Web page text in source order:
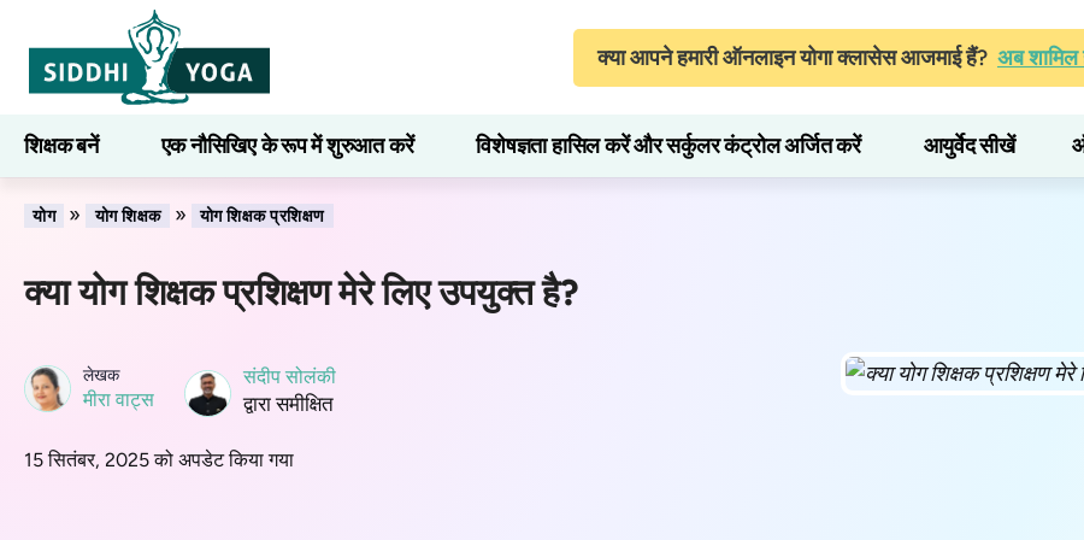
क्या आपने हमारी ऑनलाइन योगा क्लासेस आजमाई हैं? अब शामिल
शिक्षक बनें एक नौसिखिए के रूप में शुरुआत करें विशेषज्ञता हासिल करें और सर्कुलर कंट्रोल अर्जित करें आयुर्वेद सीखें
सीखना
योग » योग शिक्षक » योग शिक्षक प्रशिक्षण
क्या योग शिक्षक प्रशिक्षण मेरे लिए उपयुक्त है?
लेखक
मीरा वाट्स
संदीप सोलंकी
द्वारा समीक्षित
15 सितंबर, 2025 को अपडेट किया गया